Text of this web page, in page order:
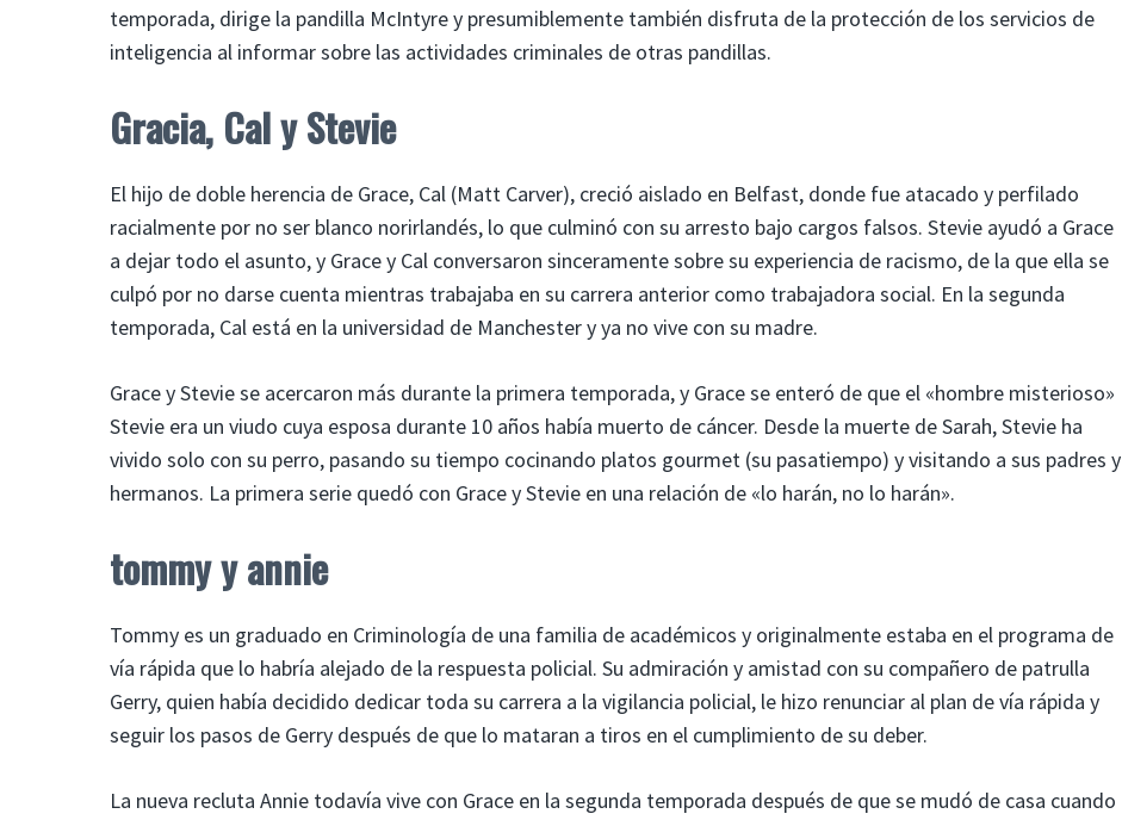
temporada, dirige la pandilla McIntyre y presumiblemente también disfruta de la protección de los servicios de
inteligencia al informar sobre las actividades criminales de otras pandillas.
Gracia, Cal y Stevie
El hijo de doble herencia de Grace, Cal (Matt Carver), creció aislado en Belfast, donde fue atacado y perfilado
racialmente por no ser blanco norirlandés, lo que culminó con su arresto bajo cargos falsos. Stevie ayudó a Grace
a dejar todo el asunto, y Grace y Cal conversaron sinceramente sobre su experiencia de racismo, de la que ella se
culpó por no darse cuenta mientras trabajaba en su carrera anterior como trabajadora social. En la segunda
temporada, Cal está en la universidad de Manchester y ya no vive con su madre.
Grace y Stevie se acercaron más durante la primera temporada, y Grace se enteró de que el «hombre misterioso»
Stevie era un viudo cuya esposa durante 10 años había muerto de cáncer. Desde la muerte de Sarah, Stevie ha
vivido solo con su perro, pasando su tiempo cocinando platos gourmet (su pasatiempo) y visitando a sus padres y
hermanos. La primera serie quedó con Grace y Stevie en una relación de «lo harán, no lo harán».
tommy y annie
Tommy es un graduado en Criminología de una familia de académicos y originalmente estaba en el programa de
vía rápida que lo habría alejado de la respuesta policial. Su admiración y amistad con su compañero de patrulla
Gerry, quien había decidido dedicar toda su carrera a la vigilancia policial, le hizo renunciar al plan de vía rápida y
seguir los pasos de Gerry después de que lo mataran a tiros en el cumplimiento de su deber.
La nueva recluta Annie todavía vive con Grace en la segunda temporada después de que se mudó de casa cuando